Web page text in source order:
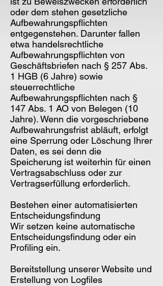
oder dem stehen gesetzliche
Aufbewahrungspflichten
entgegenstehen. Darunter fallen
etwa handelsrechtliche
Aufbewahrungspflichten von
Geschäftsbriefen nach § 257 Abs.
1 HGB (6 Jahre) sowie
steuerrechtliche
Aufbewahrungspflichten nach §
147 Abs. 1 AO von Belegen (10
Jahre). Wenn die vorgeschriebene
Aufbewahrungsfrist abläuft, erfolgt
eine Sperrung oder Löschung Ihrer
Daten, es sei denn die
Speicherung ist weiterhin für einen
Vertragsabschluss oder zur
Vertragserfüllung erforderlich.
Bestehen einer automatisierten
Entscheidungsfindung
Wir setzen keine automatische
Entscheidungsfindung oder ein
Profiling ein.
Bereitstellung unserer Website und
Erstellung von Logfiles